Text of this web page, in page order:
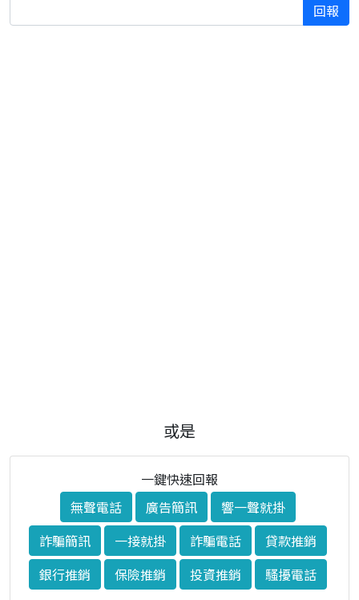
回報
或是
一鍵快速回報
無聲電話
廣告簡訊
響一聲就掛
詐騙簡訊
一接就掛 詐騙電話
貸款推銷
銀行推銷
保險推銷 投資推銷 騷擾電話